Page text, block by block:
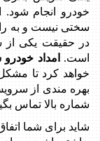
خودرو انجام
سختی نیست و به
در حقیقت یکی از
است. امداد خودرو
خواهد کرد تا
بهره مندی از
شماره بالا تماس
شاید برای شما